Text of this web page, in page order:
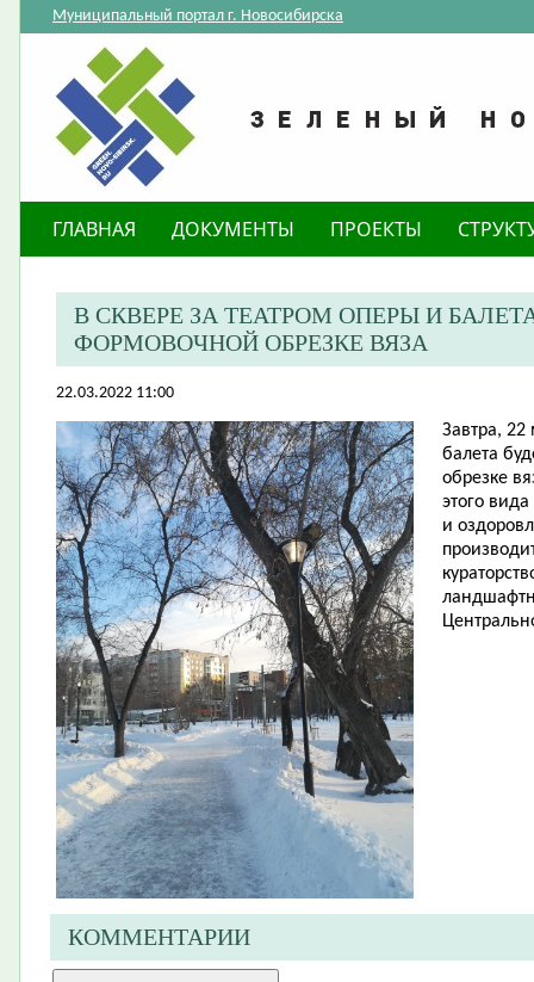
Муниципальный портал г. Новосибирска
ГЛАВНАЯ ДОКУМЕНТЫ ПРОЕКТЫ
В СКВЕРЕ ЗА ТЕАТРОМ ОПЕРЫ И
ФОРМОВОЧНОЙ ОБРЕЗКЕ ВЯЗА
22.03.2022 11:00
Завтра, 22
балета
обрезке
этого
и
КОММЕНТАРИИ